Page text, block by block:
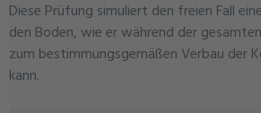
Diese Prüfung simuliert den freien Fall
den Boden, wie er während der
zum bestimmungsgemäßen Verbau der
kann.